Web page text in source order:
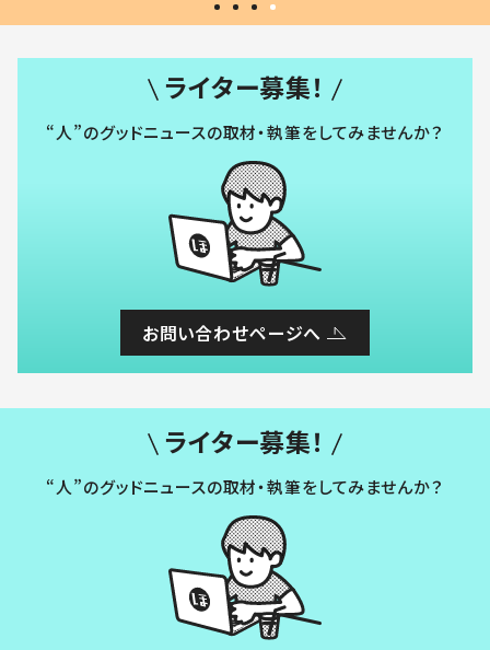
ライター募集！
“人”のグッドニュースの取材・執筆をしてみませんか？
お問い合わせページへ
ライター募集！
“人”のグッドニュースの取材・執筆をしてみませんか？